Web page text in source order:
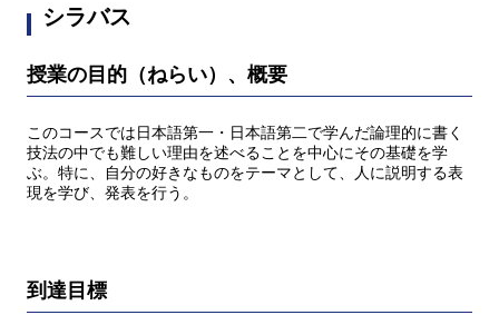
シラバス
授業の目的（ねらい）、概要
このコースでは日本語第一・日本語第二で学んだ論理的に書く
技法の中でも難しい理由を述べることを中心にその基礎を学
ぶ。特に、自分の好きなものをテーマとして、人に説明する表
現を学び、発表を行う。
到達目標